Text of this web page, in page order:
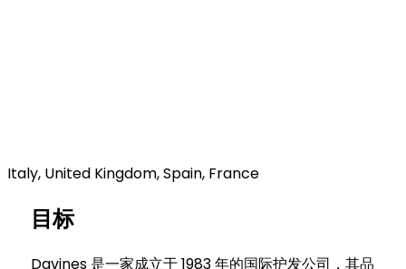
Italy, United Kingdom, Spain, France
目标
Davines 是一家成立于 1983 年的国际护发公司，其品